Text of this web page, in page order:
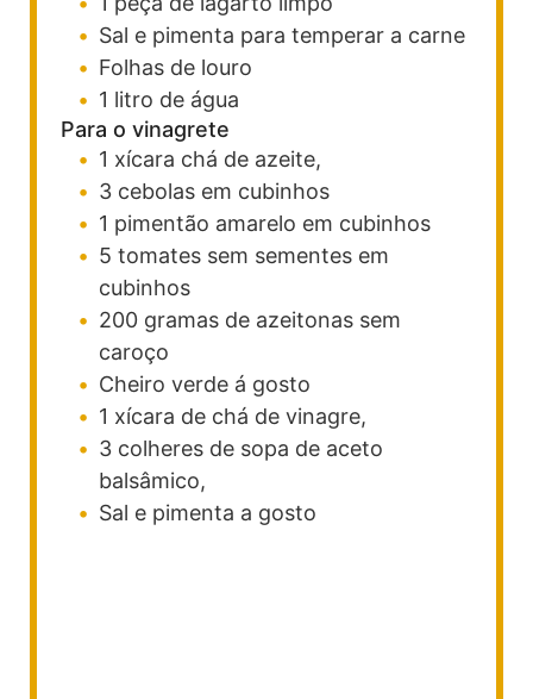
Sal e pimenta para temperar a carne
Folhas de louro
1 litro de água
Para o vinagrete
1 xícara chá de azeite,
3 cebolas em cubinhos
1 pimentão amarelo em cubinhos
5 tomates sem sementes em
cubinhos
200 gramas de azeitonas sem
caroço
Cheiro verde á gosto
1 xícara de chá de vinagre,
3 colheres de sopa de aceto
balsâmico,
Sal e pimenta a gosto